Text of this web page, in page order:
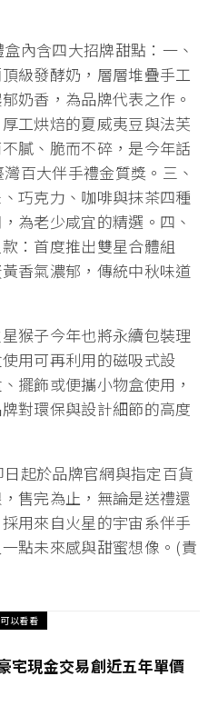
內含四大招牌甜點：一、
級發酵奶，層層堆疊手工
奶香，為品牌代表之作。
工烘焙的夏威夷豆與法芙
膩、脆而不碎，是今年話
百大伴手禮金質獎。三、
巧克力、咖啡與抹茶四種
為老少咸宜的精選。四、
：首度推出雙星合體組
香氣濃郁，傳統中秋味道
猴子今年也將永續包裝理
用可再利用的磁吸式設
擺飾或便攜小物盒使用，
對環保與設計細節的高度
起於品牌官網與指定百貨
售完為止，無論是送禮還
用來自火星的宇宙系伴手
點未來感與甜蜜想像。(責
以看看
宅現金交易創近五年單價